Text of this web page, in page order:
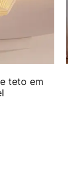
teto em